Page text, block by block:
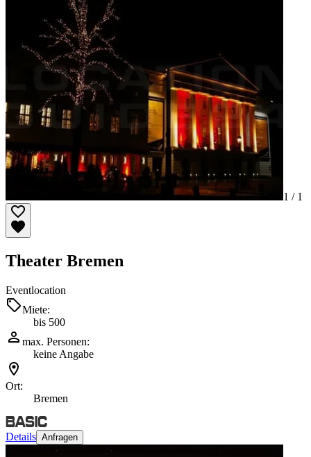
1 / 1
Theater Bremen
Eventlocation
Miete:
bis 500
max. Personen:
keine Angabe
Ort:
Bremen
Details Anfragen